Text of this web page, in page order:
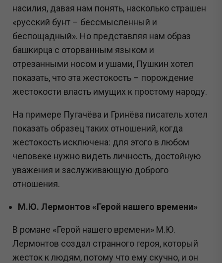
насилия, давая нам понять, насколько страшен
«русский бунт – бессмысленный и
беспощадный». Но представляя нам образ
башкирца с оторванным языком и
отрезанными носом и ушами, Пушкин хотел
показать, что эта жестокость – порождение
жестокости власть имущих к простому народу.
На примере Пугачёва и Гринёва писатель хотел
показать образец таких отношений, когда
жестокость исключена: для этого в любом
человеке нужно видеть личность, достойную
уважения и заслуживающую доброго
отношения.
М.Ю. Лермонтов «Герой нашего времени»
В романе «Герой нашего времени» М.Ю.
Лермонтов создал странного героя, который
жесток к людям, потому что ему скучно, и он